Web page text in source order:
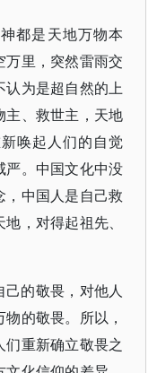
都是天地万物本
里，突然雷雨交
认为是超自然的上
主、救世主，天地
唤起人们的自觉
严。中国文化中没
中国人是自己救
，对得起祖先、
的敬畏，对他人
的敬畏。所以，
重新确立敬畏之